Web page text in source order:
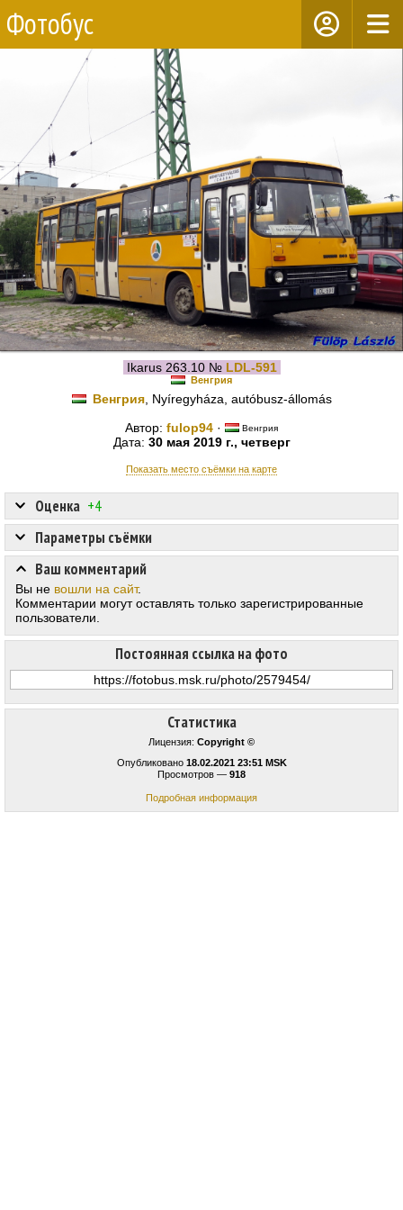
Фотобус
Ikarus 263.10 № LDL-591
Венгрия
Венгрия, Nyíregyháza, autóbusz-állomás
Автор: fulop94 · Венгрия
Дата: 30 мая 2019 г., четверг
Показать место съёмки на карте
Статистика
Лицензия: Copyright ©
Опубликовано 18.02.2021 23:51 MSK
Просмотров — 918
Подробная информация
Оценка +4
Постоянная ссылка на фото
Параметры съёмки
Ваш комментарий
Вы не вошли на сайт.
Комментарии могут оставлять только зарегистрированные
пользователи.